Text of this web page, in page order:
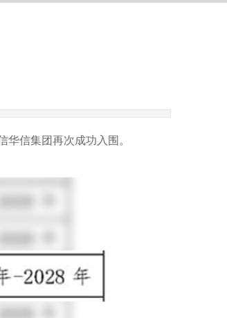
华信集团再次成功入围。